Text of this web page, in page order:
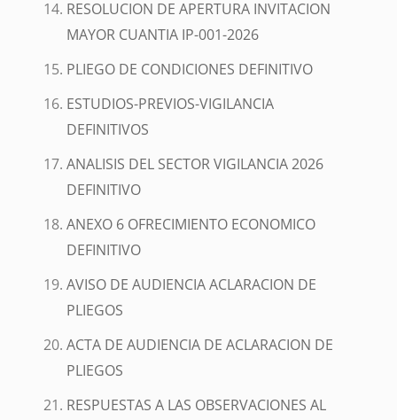
RESOLUCION DE APERTURA INVITACION
MAYOR CUANTIA IP-001-2026
PLIEGO DE CONDICIONES DEFINITIVO
ESTUDIOS-PREVIOS-VIGILANCIA
DEFINITIVOS
ANALISIS DEL SECTOR VIGILANCIA 2026
DEFINITIVO
ANEXO 6 OFRECIMIENTO ECONOMICO
DEFINITIVO
AVISO DE AUDIENCIA ACLARACION DE
PLIEGOS
ACTA DE AUDIENCIA DE ACLARACION DE
PLIEGOS
RESPUESTAS A LAS OBSERVACIONES AL